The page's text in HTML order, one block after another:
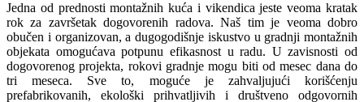
Jedna od prednosti montažnih kuća i vikendica jeste veoma kratak
rok za završetak dogovorenih radova. Naš tim je veoma dobro
obučen i organizovan, a dugogodišnje iskustvo u gradnji montažnih
objekata omogućava potpunu efikasnost u radu. U zavisnosti od
dogovorenog projekta, rokovi gradnje mogu biti od mesec dana do
tri meseca. Sve to, moguće je zahvaljujući korišćenju
prefabrikovanih, ekološki prihvatljivih i društveno odgovornih